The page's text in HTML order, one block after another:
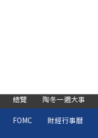
總覽 陶冬一週大事
FOMC 財經行事曆